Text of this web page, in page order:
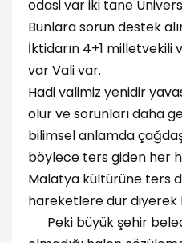
odasi var iki tane
Bunlara sorun destek
İktidarın 4+1
var Vali var.
Hadi valimiz yenidir
olur ve sorunları daha
bilimsel anlamda
böylece ters giden her
Malatya kültürüne ters
hareketlere dur diyerek
Peki büyük şehir